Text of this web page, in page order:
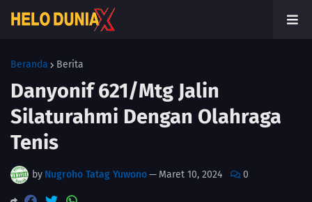
Beranda Berita
Danyonif 621/Mtg Jalin
Silaturahmi Dengan Olahraga
Tenis
by Nugroho Tatag Yuwono— Maret 10, 2024 0